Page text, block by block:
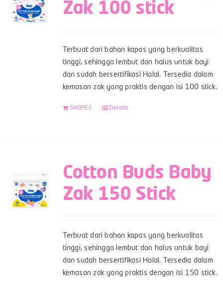
Zak 100 stick
Terbuat dari bahan kapas yang berkualitas
tinggi, sehingga lembut dan halus untuk bayi
dan sudah bersertifikasi Halal. Tersedia dalam
kemasan zak yang praktis dengan isi 100 stick.
SHOPEE Details
Cotton Buds Baby
Zak 150 Stick
Terbuat dari bahan kapas yang berkualitas
tinggi, sehingga lembut dan halus untuk bayi
dan sudah bersertifikasi Halal. Tersedia dalam
kemasan zak yang praktis dengan isi 150 stick.